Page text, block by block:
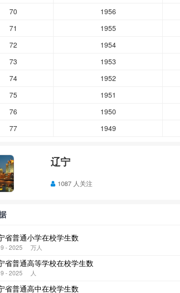
70
1956
71
1955
72
1954
73
1953
74
1952
75
1951
76
1950
77
1949
辽宁
1087 人关注
省普通小学在校学生数
- 2025 万人
省普通高等学校在校学生数
- 2025 人
省普通高中在校学生数